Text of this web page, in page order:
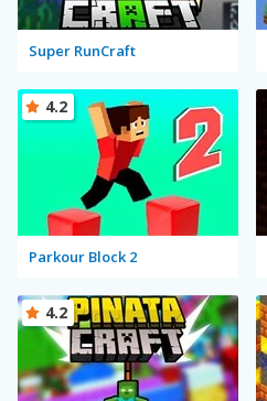
Super RunCraft
Parkour Block 2
4.2
4.2